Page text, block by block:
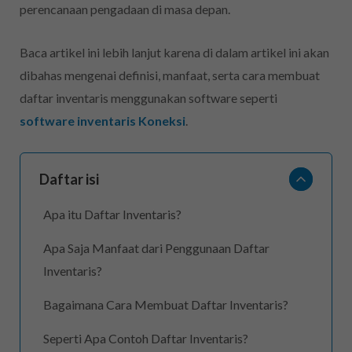
perencanaan pengadaan di masa depan.
Baca artikel ini lebih lanjut karena di dalam artikel ini akan
dibahas mengenai definisi, manfaat, serta cara membuat
daftar inventaris menggunakan software seperti
software inventaris Koneksi
Daftar isi
Apa itu Daftar Inventaris?
Apa Saja Manfaat dari Penggunaan Daftar
Inventaris?
Bagaimana Cara Membuat Daftar Inventaris?
Seperti Apa Contoh Daftar Inventaris?